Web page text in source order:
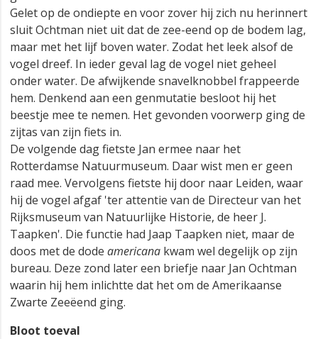
Gelet op de ondiepte en voor zover hij zich nu herinnert
sluit Ochtman niet uit dat de zee-eend op de bodem lag,
maar met het lijf boven water. Zodat het leek alsof de
vogel dreef. In ieder geval lag de vogel niet geheel
onder water. De afwijkende snavelknobbel frappeerde
hem. Denkend aan een genmutatie besloot hij het
beestje mee te nemen. Het gevonden voorwerp ging de
zijtas van zijn fiets in.
De volgende dag fietste Jan ermee naar het
Rotterdamse Natuurmuseum. Daar wist men er geen
raad mee. Vervolgens fietste hij door naar Leiden, waar
hij de vogel afgaf 'ter attentie van de Directeur van het
Rijksmuseum van Natuurlijke Historie, de heer J.
Taapken'. Die functie had Jaap Taapken niet, maar de
doos met de dode americana kwam wel degelijk op zijn
bureau. Deze zond later een briefje naar Jan Ochtman
waarin hij hem inlichtte dat het om de Amerikaanse
Zwarte Zeeëend ging.
Bloot toeval